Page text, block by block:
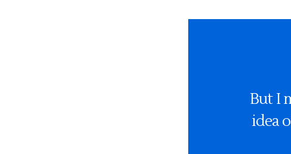
But I
idea